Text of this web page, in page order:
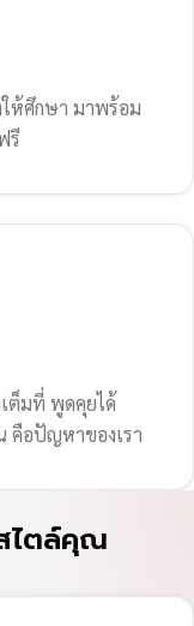
ห้ศึกษา มาพร้อม
รี
ต็มที่ พูดคุยได้
อปัญหาของเรา
ไตล์คุณ